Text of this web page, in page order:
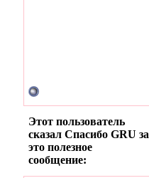
Этот пользователь
сказал Спасибо GRU за
это полезное
сообщение: